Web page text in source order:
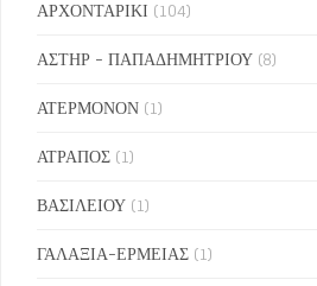
ΑΡΧΟΝΤΑΡΙΚΙ (104)
ΑΣΤΗΡ - ΠΑΠΑΔΗΜΗΤΡΙΟΥ (8)
ΑΤΕΡΜΟΝΟΝ (1)
ΑΤΡΑΠΟΣ (1)
ΒΑΣΙΛΕΙΟΥ (1)
ΓΑΛΑΞΙΑ-ΕΡΜΕΙΑΣ (1)